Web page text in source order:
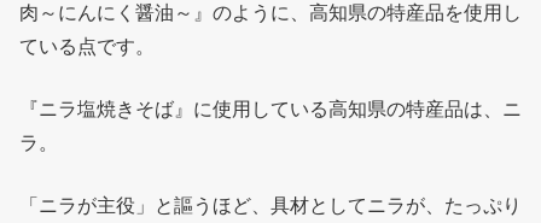
肉～にんにく醤油～』のように、高知県の特産品を使用し
ている点です。
『ニラ塩焼きそば』に使用している高知県の特産品は、ニ
ラ。
「ニラが主役」と謳うほど、具材としてニラが、たっぷり